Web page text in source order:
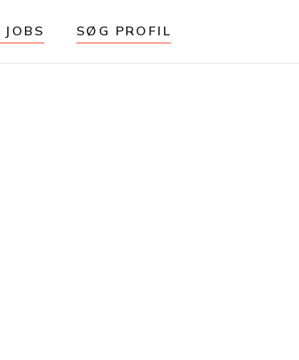
SØG PROFIL